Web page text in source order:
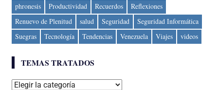
phronesis
Productividad Recuerdos
Reflexiones
Renuevo de Plenitud
salud Seguridad
Seguridad Informática
Suegras
Tecnología Tendencias Venezuela Viajes videos
TEMAS TRATADOS
Temas